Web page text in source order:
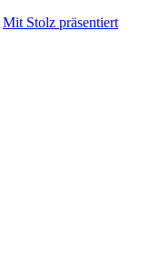
Mit Stolz präsentiert